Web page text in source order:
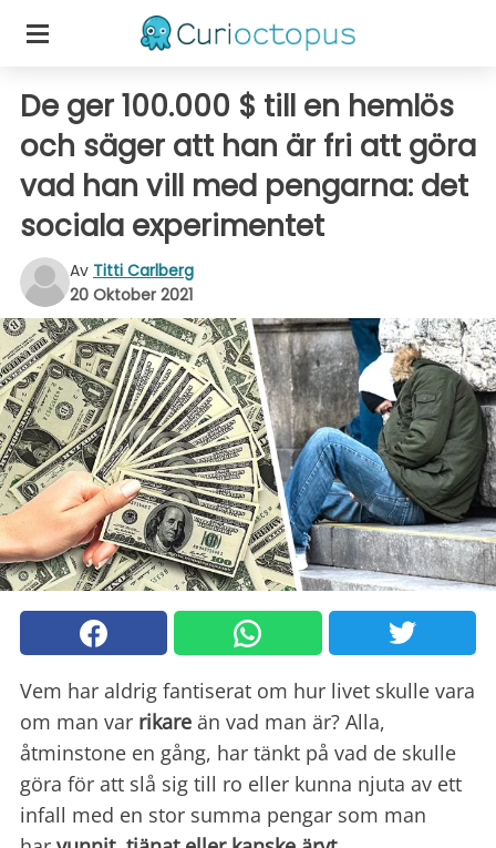
De ger 100.000 $ till en hemlös
och säger att han är fri att göra
vad han vill med pengarna: det
sociala experimentet
Av Titti Carlberg
20 Oktober 2021
Vem har aldrig fantiserat om hur livet skulle vara
om man var rikare än vad man är? Alla,
åtminstone en gång, har tänkt på vad de skulle
göra för att slå sig till ro eller kunna njuta av ett
infall med en stor summa pengar som man